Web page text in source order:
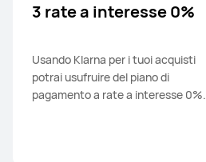
3 rate a interesse 0%
Usando Klarna per i tuoi acquisti
potrai usufruire del piano di
pagamento a rate a interesse 0%.